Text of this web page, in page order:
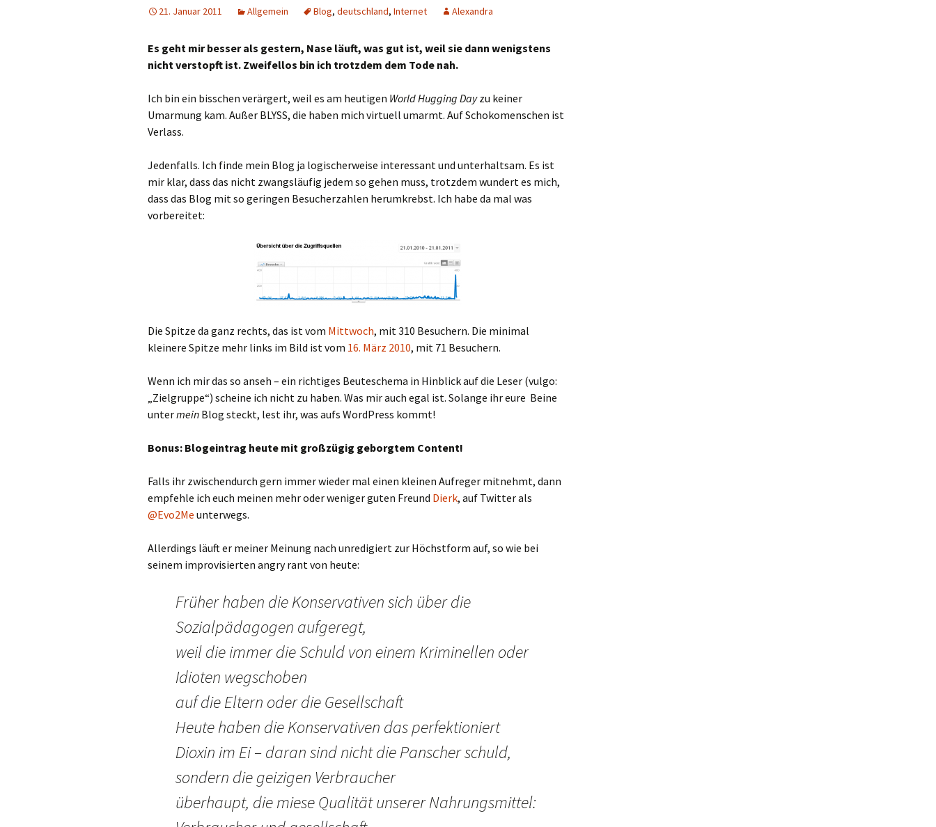
21. Januar 2011 Allgemein Blog, deutschland, Internet Alexandra
Es geht mir besser als gestern, Nase läuft, was gut ist, weil sie dann wenigstens
nicht verstopft ist. Zweifellos bin ich trotzdem dem Tode nah.
Ich bin ein bisschen verärgert, weil es am heutigen World Hugging Dayzu keiner
Umarmung kam. Außer BLYSS, die haben mich virtuell umarmt. Auf Schokomenschen ist
Verlass.
Jedenfalls. Ich finde mein Blog ja logischerweise interessant und unterhaltsam. Es ist
mir klar, dass das nicht zwangsläufig jedem so gehen muss, trotzdem wundert es mich,
dass das Blog mit so geringen Besucherzahlen herumkrebst. Ich habe da mal was
vorbereitet:
Die Spitze da ganz rechts, das ist vom Mittwoch, mit 310 Besuchern. Die minimal
kleinere Spitze mehr links im Bild ist vom 16. März 2010, mit 71 Besuchern.
Wenn ich mir das so anseh – ein richtiges Beuteschema in Hinblick auf die Leser (vulgo:
„Zielgruppe“) scheine ich nicht zu haben. Was mir auch egal ist. Solange ihr eure Beine
untermein Blog steckt, lest ihr, was aufs WordPress kommt!
Bonus: Blogeintrag heute mit großzügig geborgtem Content!
Falls ihr zwischendurch gern immer wieder mal einen kleinen Aufreger mitnehmt, dann
empfehle ich euch meinen mehr oder weniger guten Freund Dierk, auf Twitter als
@Evo2Me unterwegs.
Allerdings läuft er meiner Meinung nach unredigiert zur Höchstform auf, so wie bei
seinem improvisierten angry rant von heute:
Früher haben die Konservativen sich über die
Sozialpädagogen aufgeregt,
weil die immer die Schuld von einem Kriminellen oder
Idioten wegschoben
auf die Eltern oder die Gesellschaft
Heute haben die Konservativen das perfektioniert
Dioxin im Ei – daran sind nicht die Panscher schuld,
sondern die geizigen Verbraucher
überhaupt, die miese Qualität unserer Nahrungsmittel: